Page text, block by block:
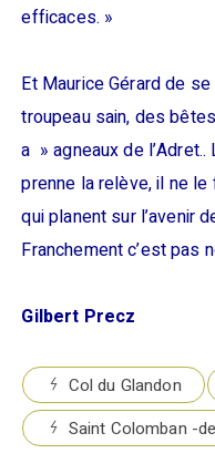
efficaces. »
Et Maurice Gérard de
troupeau sain, des
a » agneaux de
prenne la relève, il ne
qui planent sur l’avenir
Franchement c’est pas
Gilbert Precz
Col du Glandon
Saint Colomban -